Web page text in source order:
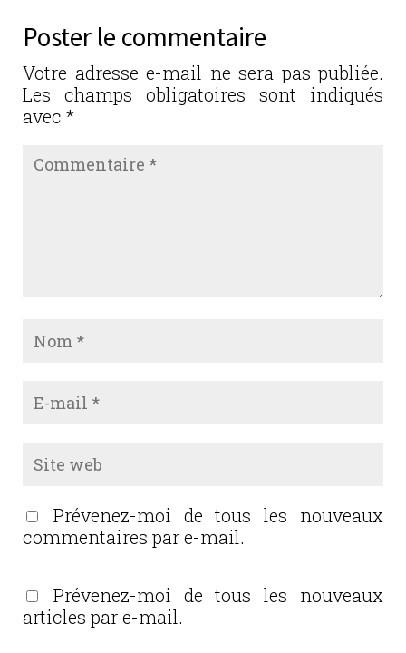
b
o
o
k
r
n
er
Poster le commentaire
Votre adresse e-mail ne sera pas publiée.
Les champs obligatoires sont indiqués
avec *
Prévenez-moi de tous les nouveaux
commentaires par e-mail.
Prévenez-moi de tous les nouveaux
articles par e-mail.